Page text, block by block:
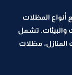
المظلات
والبيئات. تشمل
مظلات